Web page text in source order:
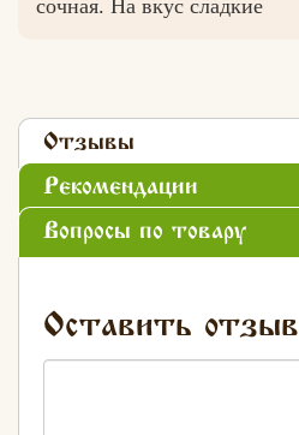
сочная. На вкус сладкие
Отзывы
Рекомендации
Вопросы по товару
Оставить отзыв